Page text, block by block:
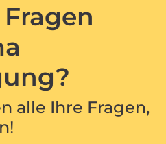
alle Ihre Fragen,